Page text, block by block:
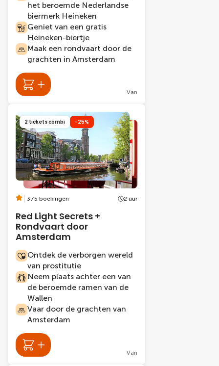
het beroemde Nederlandse
biermerk Heineken
Geniet van een gratis
Heineken-biertje
Maak een rondvaart door de
grachten in Amsterdam
Van
2 tickets combi -25%
375 boekingen 2 uur
Red Light Secrets +
Rondvaart door
Amsterdam
Ontdek de verborgen wereld
van prostitutie
Neem plaats achter een van
de beroemde ramen van de
Wallen
Vaar door de grachten van
Amsterdam
Van